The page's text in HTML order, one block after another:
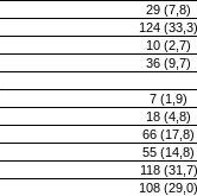
29 (7,8)
124 (33,3)
10 (2,7)
36 (9,7)
7 (1,9)
18 (4,8)
66 (17,8)
55 (14,8)
118 (31,7)
108 (29,0)